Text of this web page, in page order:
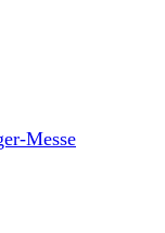
Messe